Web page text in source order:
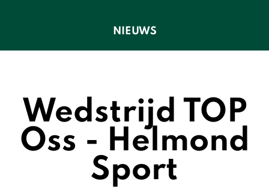
NIEUWS
Wedstrijd TOP
Oss - Helmond
Sport